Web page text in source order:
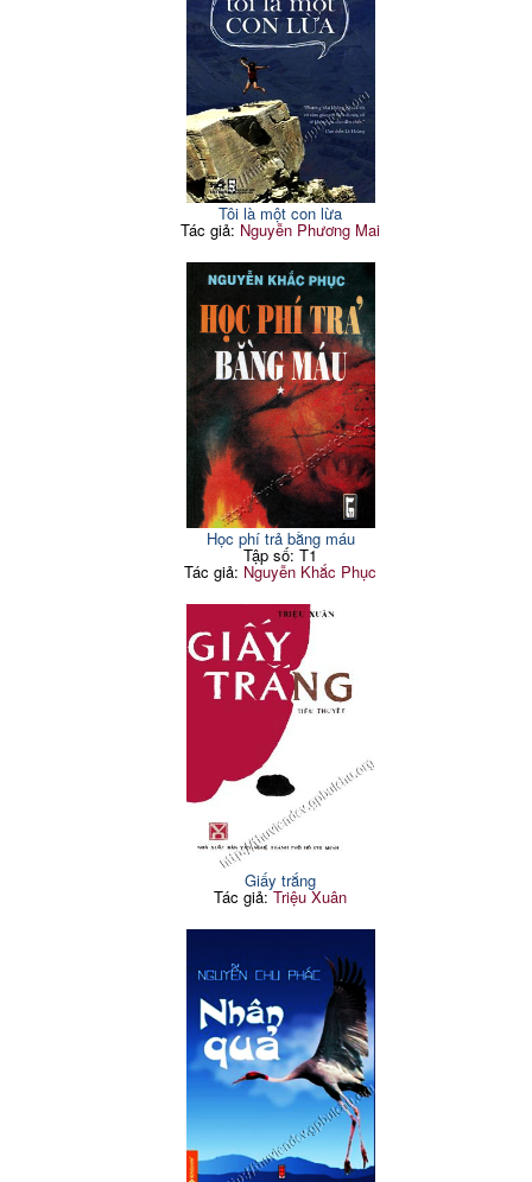
Tôi là một con lừa
Tác giả: Nguyễn Phương Mai
Học phí trả bằng máu
Tập số: T1
Tác giả: Nguyễn Khắc Phục
Giấy trắng
Tác giả:Triệu Xuân